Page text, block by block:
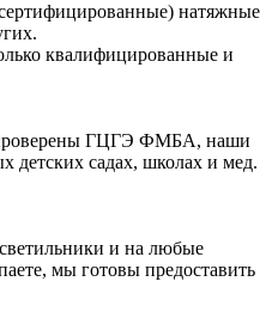
натяжные
квалифицированные и
ГЦГЭ ФМБА, наши
детских садах, школах и мед.
и на любые
мы готовы предоставить